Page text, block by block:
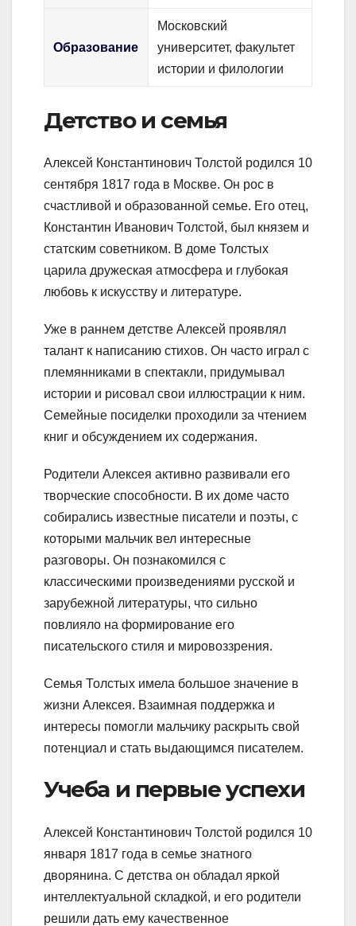
Образование
Московский
университет, факультет
истории и филологии
Детство и семья
Алексей Константинович Толстой родился 10
сентября 1817 года в Москве. Он рос в
счастливой и образованной семье. Его отец,
Константин Иванович Толстой, был князем и
статским советником. В доме Толстых
царила дружеская атмосфера и глубокая
любовь к искусству и литературе.
Уже в раннем детстве Алексей проявлял
талант к написанию стихов. Он часто играл с
племянниками в спектакли, придумывал
истории и рисовал свои иллюстрации к ним.
Семейные посиделки проходили за чтением
книг и обсуждением их содержания.
Родители Алексея активно развивали его
творческие способности. В их доме часто
собирались известные писатели и поэты, с
которыми мальчик вел интересные
разговоры. Он познакомился с
классическими произведениями русской и
зарубежной литературы, что сильно
повлияло на формирование его
писательского стиля и мировоззрения.
Семья Толстых имела большое значение в
жизни Алексея. Взаимная поддержка и
интересы помогли мальчику раскрыть свой
потенциал и стать выдающимся писателем.
Учеба и первые успехи
Алексей Константинович Толстой родился 10
января 1817 года в семье знатного
дворянина. С детства он обладал яркой
интеллектуальной складкой, и его родители
решили дать ему качественное